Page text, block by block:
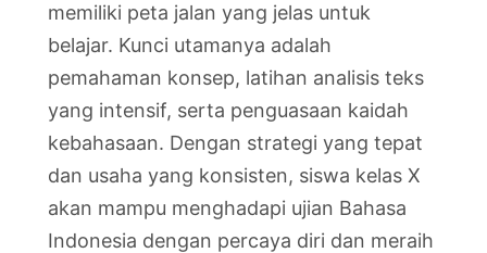
memiliki peta jalan yang jelas untuk
belajar. Kunci utamanya adalah
pemahaman konsep, latihan analisis teks
yang intensif, serta penguasaan kaidah
kebahasaan. Dengan strategi yang tepat
dan usaha yang konsisten, siswa kelas X
akan mampu menghadapi ujian Bahasa
Indonesia dengan percaya diri dan meraih